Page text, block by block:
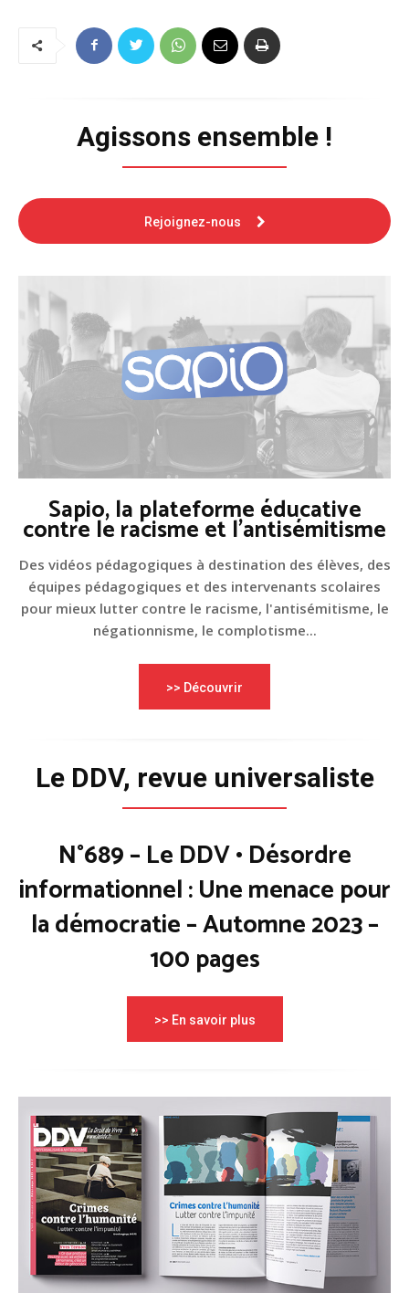
Agissons ensemble !
Rejoignez-nous
Sapio, la plateforme éducative
contre le racisme et l'antisémitisme
Des vidéos pédagogiques à destination des élèves, des
équipes pédagogiques et des intervenants scolaires
pour mieux lutter contre le racisme, l'antisémitisme, le
négationnisme, le complotisme...
>> Découvrir
Le DDV, revue universaliste
N°689 – Le DDV • Désordre
informationnel : Une menace pour
la démocratie – Automne 2023 –
100 pages
>> En savoir plus